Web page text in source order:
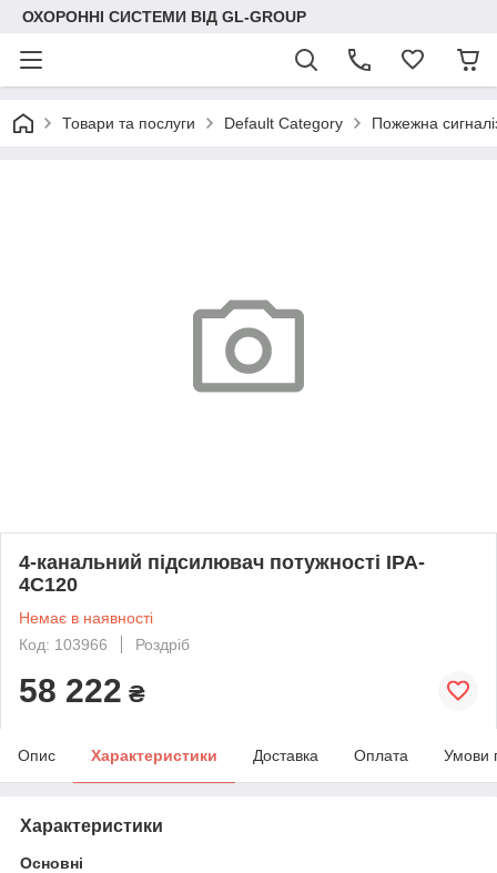
ОХОРОННІ СИСТЕМИ ВІД GL-GROUP
Товари та послуги Default Category Пожежна
4-канальний підсилювач потужності IPA-
4C120
Немає в наявності
Код: 103966
Роздріб
58 222 ₴
Опис Характеристики Доставка Оплата Умови
Характеристики
Основні